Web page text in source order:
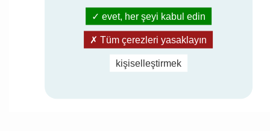
Kişisel verilerimin Eurovent Certita
Certification pazarlama amaçları için
işlenmesini kabul ediyorum.
Gönder
evet, her şeyi kabul edin
Tüm çerezleri yasaklayın
kişiselleştirmek